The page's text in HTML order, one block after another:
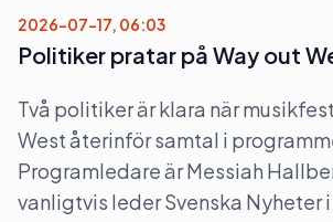
2026-07-17, 06:03
Politiker pratar på Way out
Två politiker är klara när
West återinför samtal i
Programledare är Messiah
vanligtvis leder Svenska Nyheter i